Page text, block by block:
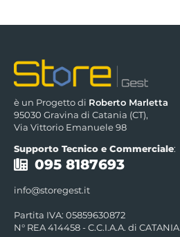
è un Progetto di Roberto Marletta
95030 Gravina di Catania (CT),
Via Vittorio Emanuele 98
Supporto Tecnico e Commerciale:
095 8187693
info@storegest.it
Partita IVA: 05859630872
N° REA 414458 - C.C.I.A.A. di CATANIA